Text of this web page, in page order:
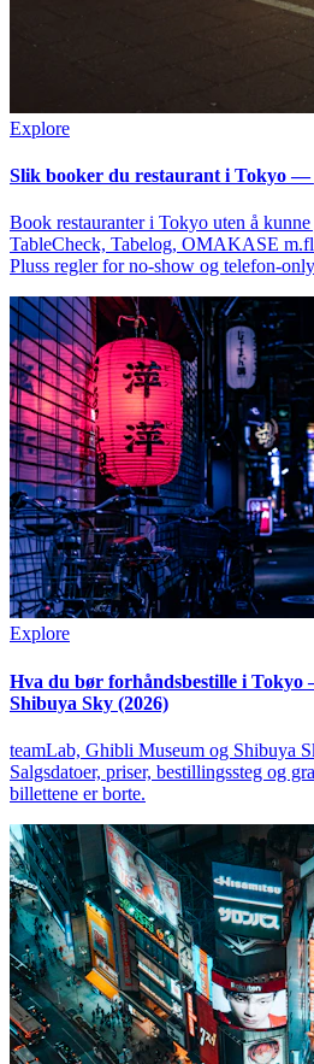
Explore
Slik booker du restaurant i Tokyo —
Book restauranter i Tokyo uten å
TableCheck, Tabelog, OMAKASE
Pluss regler for no-show og telefon-
Explore
Hva du bør forhåndsbestille i
Shibuya Sky (2026)
teamLab, Ghibli Museum og Shibuya
Salgsdatoer, priser, bestillingssteg og
billettene er borte.